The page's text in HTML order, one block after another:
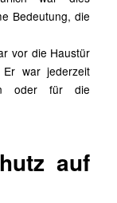
Bedeutung, die
vor die Haustür
war jederzeit
oder für die
auf